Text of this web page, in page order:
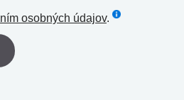
osobných údajov.